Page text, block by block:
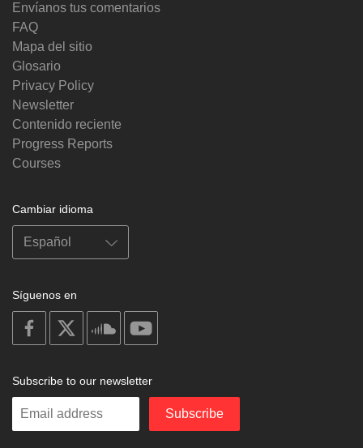
Envíanos tus comentarios
FAQ
Mapa del sitio
Glosario
Privacy Policy
Newsletter
Contenido reciente
Progress Reports
Courses
Cambiar idioma
Síguenos en
on
facebook
soundcloud
Subscribe to our newsletter
Enter
Subscribe